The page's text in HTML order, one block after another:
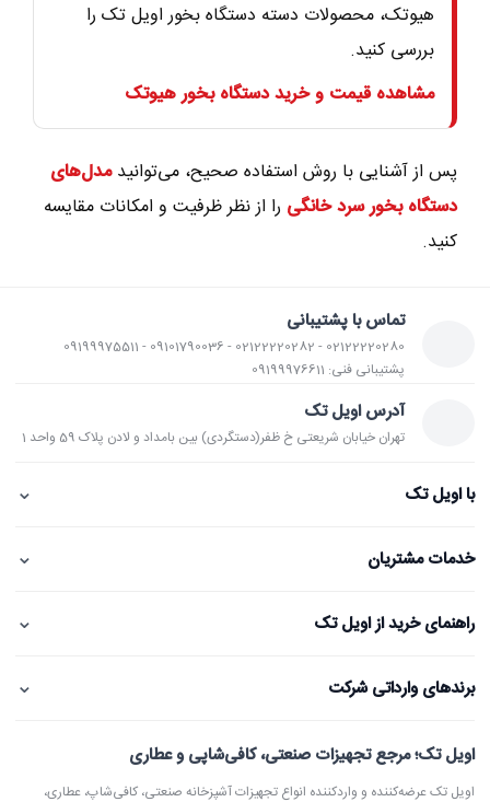
هیوتک، محصولات دسته دستگاه بخور اویل تک را
بررسی کنید.
مشاهده قیمت و خرید دستگاه بخور هیوتک
پس از آشنایی با روش استفاده صحیح، می‌توانیدمدل‌های
دستگاه بخور سرد خانگی را از نظر ظرفیت و امکانات مقایسه
کنید.
تماس با پشتیبانی
02122220280 - 02122220282 - 09101790036 - 09199975511
پشتیبانی فنی: 09199976611
آدرس اویل تک
تهران خیابان شریعتی خ ظفر(دستگردی) بین بامداد و لادن پلاک 59 واحد 1
با اویل تک ⌄
خدمات مشتریان ⌄
راهنمای خرید از اویل تک ⌄
برندهای وارداتی شرکت ⌄
اویل تک؛ مرجع تجهیزات صنعتی، کافی‌شاپی و عطاری
اویل تک عرضه‌کننده و واردکننده انواع تجهیزات آشپزخانه صنعتی، کافی‌شاپ، عطاری،